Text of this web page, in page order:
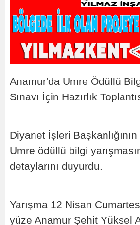
Anamur'da Umre Ödüllü
Sınavı İçin Hazırlık
Diyanet İşleri
Umre ödüllü bilgi
detaylarını duyurdu.
Yarışma 12 Nisan
yüze Anamur Şehit Yüksel